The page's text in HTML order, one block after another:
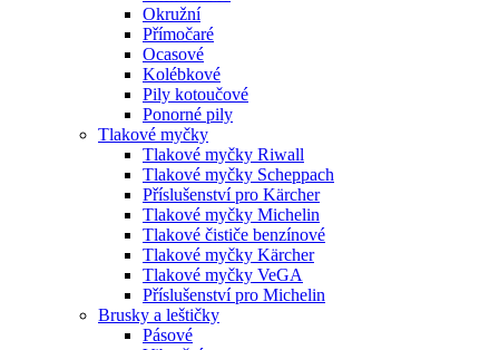
Okružní
Přímočaré
Ocasové
Kolébkové
Pily kotoučové
Ponorné pily
Tlakové myčky
Tlakové myčky Riwall
Tlakové myčky Scheppach
Příslušenství pro Kärcher
Tlakové myčky Michelin
Tlakové čističe benzínové
Tlakové myčky Kärcher
Tlakové myčky VeGA
Příslušenství pro Michelin
Brusky a leštičky
Pásové